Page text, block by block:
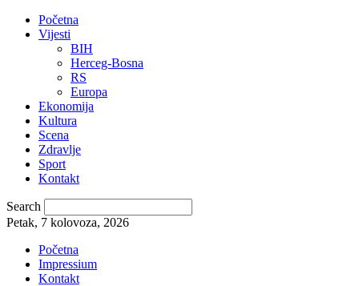
Početna
Vijesti
BIH
Herceg-Bosna
RS
Europa
Ekonomija
Kultura
Scena
Zdravlje
Sport
Kontakt
Search
Petak, 7 kolovoza, 2026
Početna
Impressium
Kontakt